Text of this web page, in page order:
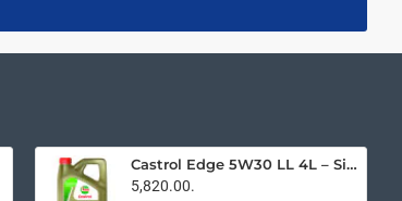
Castrol Edge 5W30 LL 4L – Sintetičko motorno ulje za VW, Audi, BMW
5,820.00.